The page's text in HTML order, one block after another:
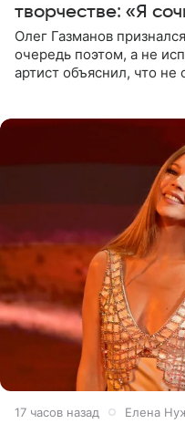
творчестве: «Я
Олег Газманов
очередь поэтом, а не
артист объяснил, что
17 часов назад Елена